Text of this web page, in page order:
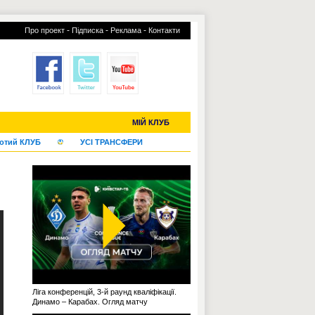
Про проект - Підписка - Реклама - Контакти
МІЙ КЛУБ
КЛУБ УСІ ТРАНСФЕРИ
Ліга конференцій, 3-й раунд кваліфікації.
Динамо – Карабах. Огляд матчу